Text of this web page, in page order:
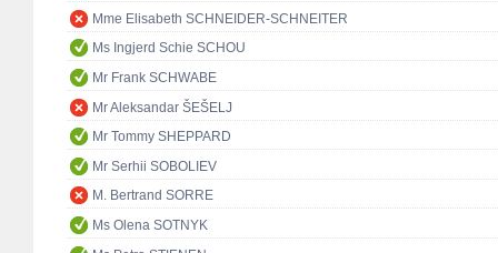
Mme Elisabeth SCHNEIDER-SCHNEITER
Ms Ingjerd Schie SCHOU
Mr Frank SCHWABE
Mr Aleksandar ŠEŠELJ
Mr Tommy SHEPPARD
Mr Serhii SOBOLIEV
M. Bertrand SORRE
Ms Olena SOTNYK